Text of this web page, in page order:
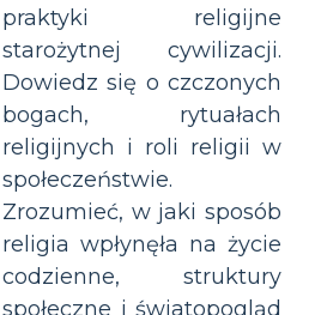
praktyki religijne
starożytnej cywilizacji.
Dowiedz się o czczonych
bogach, rytuałach
religijnych i roli religii w
społeczeństwie.
Zrozumieć, w jaki sposób
religia wpłynęła na życie
codzienne, struktury
społeczne i światopogląd